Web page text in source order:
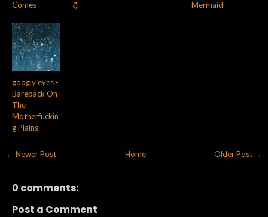
Comes
る
Mermaid
googly eyes -
Bareback On
The
Motherfuckin
g Plains
← Newer Post Older Post →
Home
0 comments:
Post a Comment